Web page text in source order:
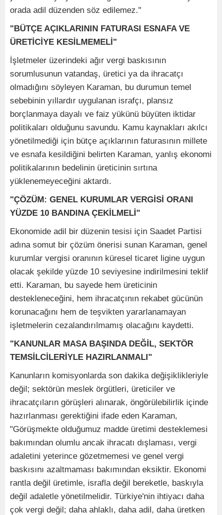
orada adil düzenden söz edilemez."
"BÜTÇE AÇIKLARININ FATURASI ESNAFA VE
ÜRETİCİYE KESİLMEMELİ"
İşletmeler üzerindeki ağır vergi baskısının
sorumlusunun vatandaş, üretici ya da ihracatçı
olmadığını söyleyen Karaman, bu durumun temel
sebebinin yıllardır uygulanan israfçı, plansız
borçlanmaya dayalı ve faiz yükünü büyüten iktidar
politikaları olduğunu savundu. Kamu kaynakları akılcı
yönetilmediği için bütçe açıklarının faturasının millete
ve esnafa kesildiğini belirten Karaman, yanlış ekonomi
politikalarının bedelinin üreticinin sırtına
yüklenemeyeceğini aktardı.
"ÇÖZÜM: GENEL KURUMLAR VERGİSİ ORANI
YÜZDE 10 BANDINA ÇEKİLMELİ"
Ekonomide adil bir düzenin tesisi için Saadet Partisi
adına somut bir çözüm önerisi sunan Karaman, genel
kurumlar vergisi oranının küresel ticaret ligine uygun
olacak şekilde yüzde 10 seviyesine indirilmesini teklif
etti. Karaman, bu sayede hem üreticinin
destekleneceğini, hem ihracatçının rekabet gücünün
korunacağını hem de teşvikten yararlanamayan
işletmelerin cezalandırılmamış olacağını kaydetti.
"KANUNLAR MASA BAŞINDA DEĞİL, SEKTÖR
TEMSİLCİLERİYLE HAZIRLANMALI"
Kanunların komisyonlarda son dakika değişiklikleriyle
değil; sektörün meslek örgütleri, üreticiler ve
ihracatçıların görüşleri alınarak, öngörülebilirlik içinde
hazırlanması gerektiğini ifade eden Karaman,
"Görüşmekte olduğumuz madde üretimi desteklemesi
bakımından olumlu ancak ihracatı dışlaması, vergi
adaletini yeterince gözetmemesi ve genel vergi
baskısını azaltmaması bakımından eksiktir. Ekonomi
rantla değil üretimle, israfla değil bereketle, baskıyla
değil adaletle yönetilmelidir. Türkiye'nin ihtiyacı daha
çok vergi değil; daha ahlaklı, daha adil, daha üretken